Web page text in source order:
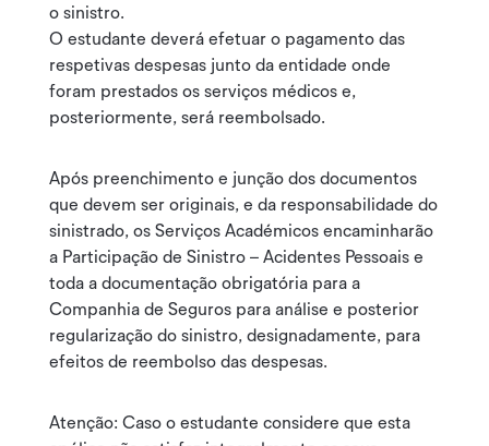
o sinistro.
O estudante deverá efetuar o pagamento das
respetivas despesas junto da entidade onde
foram prestados os serviços médicos e,
posteriormente, será reembolsado.
Após preenchimento e junção dos documentos
que devem ser originais, e da responsabilidade do
sinistrado, os Serviços Académicos encaminharão
a Participação de Sinistro – Acidentes Pessoais e
toda a documentação obrigatória para a
Companhia de Seguros para análise e posterior
regularização do sinistro, designadamente, para
efeitos de reembolso das despesas.
Atenção: Caso o estudante considere que esta